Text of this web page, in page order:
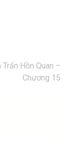
Trấn Hồn Quan –
Chương 15